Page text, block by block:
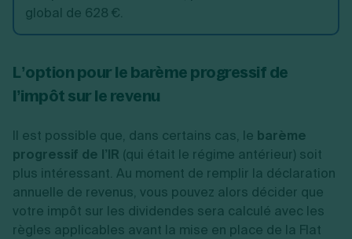
global de 628 €.
L’option pour le barème progressif de
l’impôt sur le revenu
Il est possible que, dans certains cas, le barème
progressif de l’IR (qui était le régime antérieur) soit
plus intéressant. Au moment de remplir la déclaration
annuelle de revenus, vous pouvez alors décider que
votre impôt sur les dividendes sera calculé avec les
règles applicables avant la mise en place de la Flat